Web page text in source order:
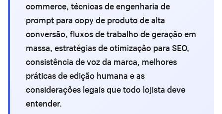
commerce, técnicas de engenharia de
prompt para copy de produto de alta
conversão, fluxos de trabalho de geração em
massa, estratégias de otimização para SEO,
consistência de voz da marca, melhores
práticas de edição humana e as
considerações legais que todo lojista deve
entender.